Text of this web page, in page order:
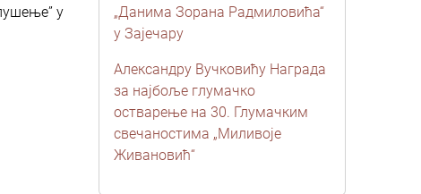
у
„Данима Зорана Радмиловића“
у Зајечару
Александру Вучковићу Награда
за најбоље глумачко
остварење на 30. Глумачким
свечаностима „Миливоје
Живановић“